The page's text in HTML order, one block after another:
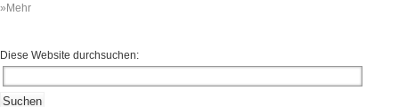
»Mehr
Diese Website durchsuchen: